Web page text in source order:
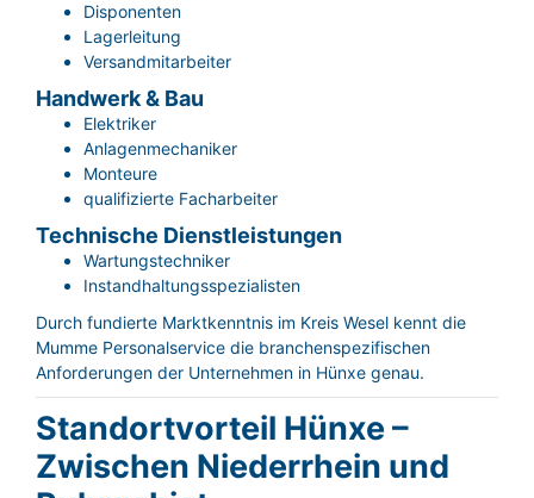
Disponenten
Lagerleitung
Versandmitarbeiter
Handwerk & Bau
Elektriker
Anlagenmechaniker
Monteure
qualifizierte Facharbeiter
Technische Dienstleistungen
Wartungstechniker
Instandhaltungsspezialisten
Durch fundierte Marktkenntnis im Kreis Wesel kennt die
Mumme Personalservice die branchenspezifischen
Anforderungen der Unternehmen in Hünxe genau.
Standortvorteil Hünxe –
Zwischen Niederrhein und